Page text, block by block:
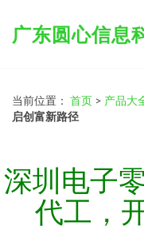
广东圆心信息
当前位置： 首页 > 产品大
启创富新路径
深圳电子
代工，